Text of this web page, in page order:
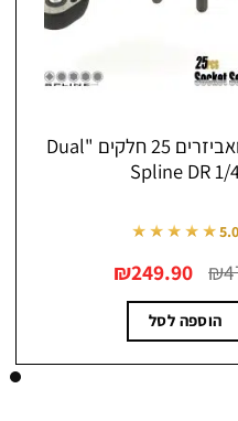
סט בוקסות ואביזרים 34 חלקים "Dual
Spline DR3/8
★★★★★5.0
₪ 754 המקורי
היה:
₪754.
₪499 הנוכחי
הוספה לסל